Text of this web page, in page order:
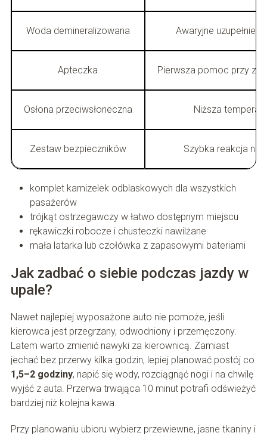
Woda demineralizowana Awaryjne
Apteczka Pierwsza pomoc przy
Osłona przeciwsłoneczna Niższa
Zestaw bezpieczników Szybka reakcja na
komplet kamizelek odblaskowych dla wszystkich
pasażerów
trójkąt ostrzegawczy w łatwo dostępnym miejscu
rękawiczki robocze i chusteczki nawilżane
mała latarka lub czołówka z zapasowymi bateriami
Jak zadbać o siebie podczas jazdy w
upale?
Nawet najlepiej wyposażone auto nie pomoże, jeśli
kierowca jest przegrzany, odwodniony i przemęczony.
Latem warto zmienić nawyki za kierownicą. Zamiast
jechać bez przerwy kilka godzin, lepiej planować postój co
1,5–2 godziny, napić się wody, rozciągnąć nogi i na chwilę
wyjść z auta. Przerwa trwająca 10 minut potrafi odświeżyć
bardziej niż kolejna kawa.
Przy planowaniu ubioru wybierz przewiewne, jasne tkaniny i